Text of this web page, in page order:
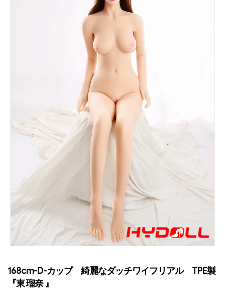
168cm-D-カップ 綺麗なダッチワイフリアル TPE製
『東 瑠奈 』